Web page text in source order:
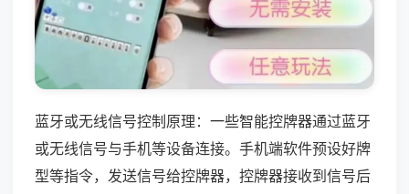
蓝牙或无线信号控制原理：一些智能控牌器通过蓝牙
或无线信号与手机等设备连接。手机端软件预设好牌
型等指令，发送信号给控牌器，控牌器接收到信号后